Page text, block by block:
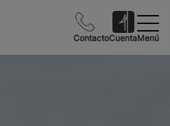
ContactoCuentaMenú